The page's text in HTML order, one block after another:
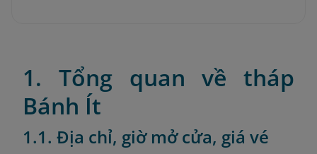
1. Tổng quan về tháp
Bánh Ít
1.1. Địa chỉ, giờ mở cửa, giá vé